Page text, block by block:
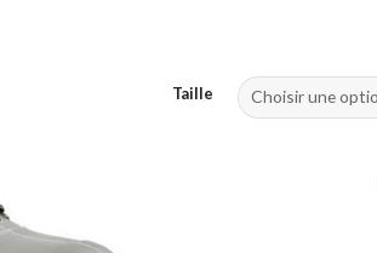
Taille